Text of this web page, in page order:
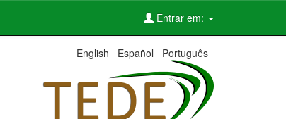
Entrar em:
English Español Português